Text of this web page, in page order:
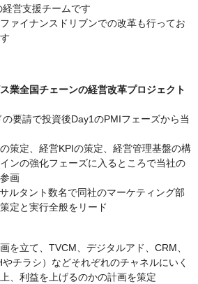
経営支援チームです
ァイナンスドリブンでの改革も行ってお
業全国チェーンの経営改革プロジェクト
の要請で投資後Day1のPMIフェーズから当
策定、経営KPIの策定、経営管理基盤の構
ンの強化フェーズに入るところで当社の
画
ルタント数名で同社のマーケティング部
定と実行全般をリード
を立て、TVCM、デジタルアド、CRM、
チラシ）などそれぞれのチャネルにいく
、利益を上げるのかの計画を策定